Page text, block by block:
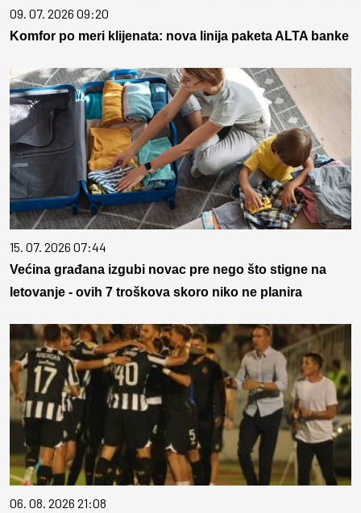
09. 07. 2026 09:20
Komfor po meri klijenata: nova linija paketa ALTA banke
15. 07. 2026 07:44
Većina građana izgubi novac pre nego što stigne na
letovanje - ovih 7 troškova skoro niko ne planira
06. 08. 2026 21:08